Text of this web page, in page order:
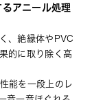
アニール処理
、絶縁体やPVC
的に取り除く高
能を一段上のレ